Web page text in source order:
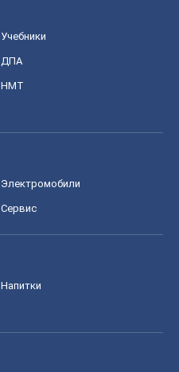
Учебники
ДПА
НМТ
Электромобили
Сервис
Напитки